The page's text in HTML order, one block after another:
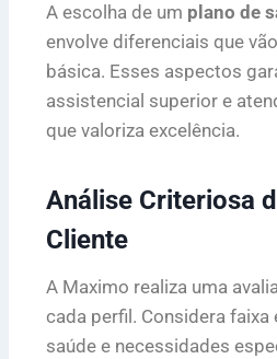
A escolha de um plano de
envolve diferenciais que
básica. Esses aspectos
assistencial superior e
que valoriza excelência.
Análise Criteriosa
Cliente
A Maximo realiza uma
cada perfil. Considera
saúde e necessidades